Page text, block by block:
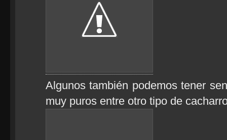
Algunos también podemos tener
muy puros entre otro tipo de